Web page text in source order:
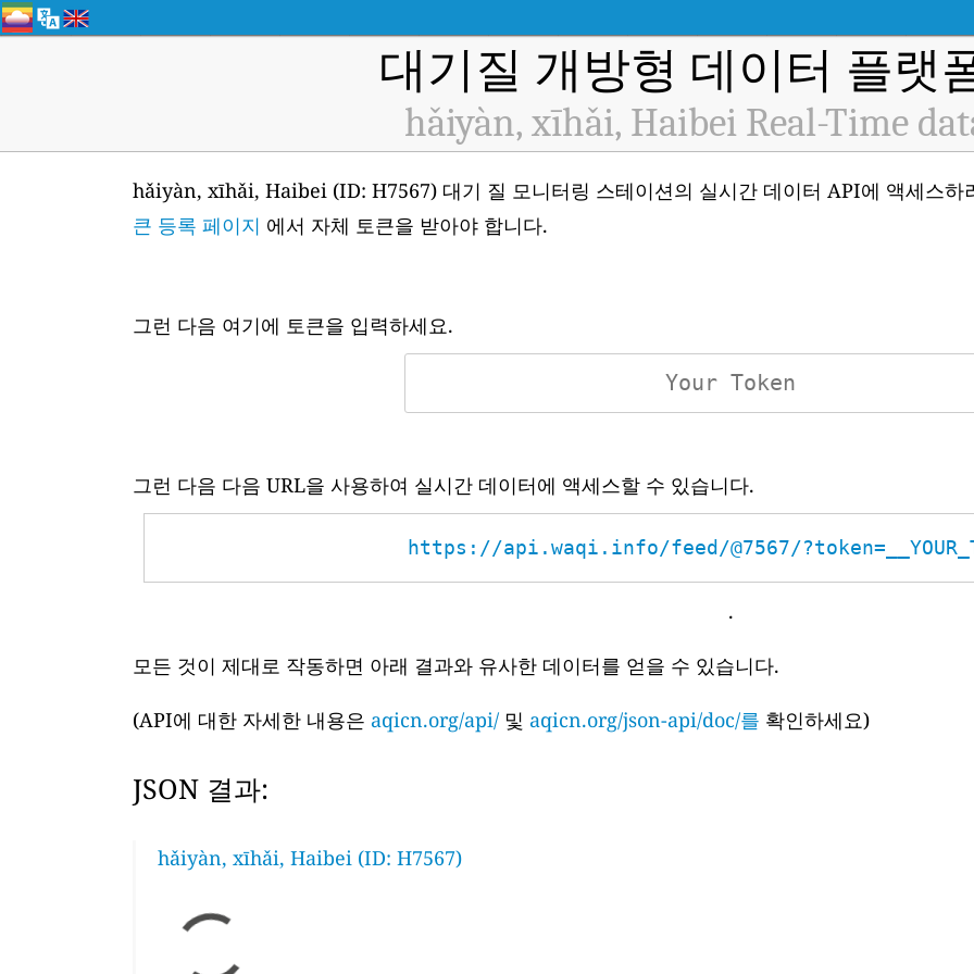
대기질 개방형 데이터 플랫
hǎiyàn, xīhǎi, Haibei Real-Time
hǎiyàn, xīhǎi, Haibei (ID: H7567) 대기 질 모니터링 스테이션의 실시간 데이터 API에 액세스하
큰 등록 페이지 에서 자체 토큰을 받아야 합니다.
그런 다음 여기에 토큰을 입력하세요.
그런 다음 다음 URL을 사용하여 실시간 데이터에 액세스할 수 있습니다.
https://api.waqi.info/feed/@7567/
.
모든 것이 제대로 작동하면 아래 결과와 유사한 데이터를 얻을 수 있습니다.
(API에 대한 자세한 내용은 aqicn.org/api/ 및 aqicn.org/json-api/doc/를 확인하세요)
JSON 결과:
hǎiyàn, xīhǎi, Haibei (ID: H7567)